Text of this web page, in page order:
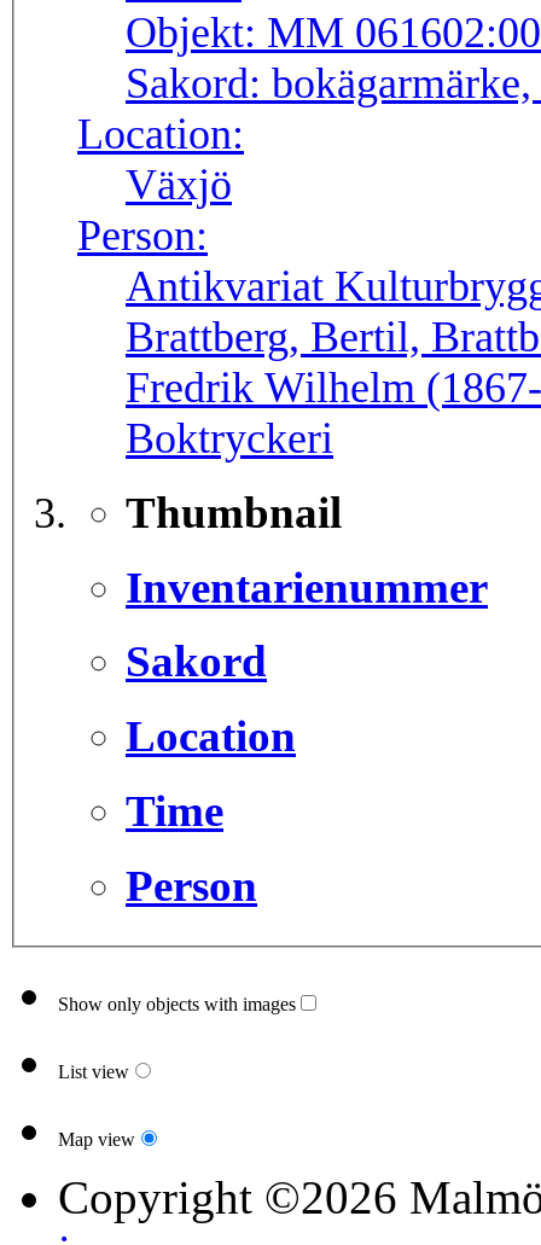
Objekt: MM
Sakord:
Location:
Växjö
Person:
Antikvariat
Brattberg, Bertil,
Fredrik Wilhelm
Boktryckeri
Thumbnail
Inventarienummer
Sakord
Location
Time
Person
Show only objects with images
List view
Map view
Copyright ©2026